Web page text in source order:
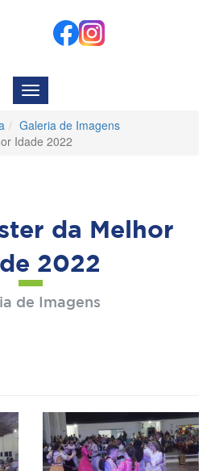
Menu
de
Navegação
Galeria de Imagens
Idade 2022
da Melhor
2022
de Imagens